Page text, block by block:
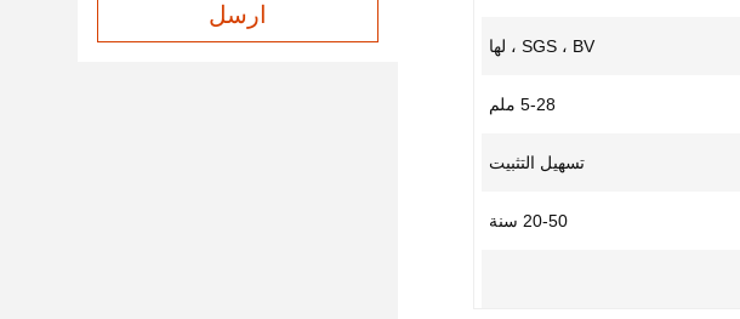
SGS ، BV ، لها
5-28 ملم
تسهيل التثبيت
20-50 سنة
ارسل